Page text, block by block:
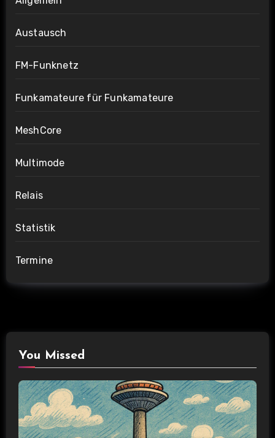
Austausch
FM-Funknetz
Funkamateure für Funkamateure
MeshCore
Multimode
Relais
Statistik
Termine
You Missed